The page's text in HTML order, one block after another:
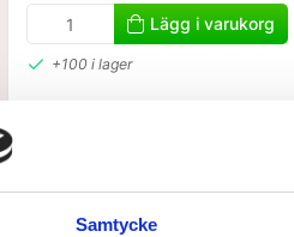
Samtycke
Lägg i varukorg
+100 i lager